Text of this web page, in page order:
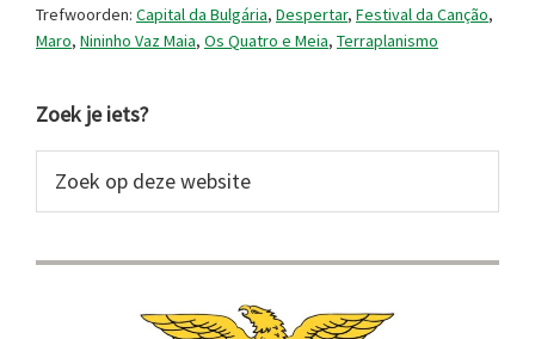
Trefwoorden: Capital da Bulgária, Despertar, Festival da Canção,
Maro, Nininho Vaz Maia, Os Quatro e Meia, Terraplanismo
Primaire
Sidebar
Zoek je iets?
op
website